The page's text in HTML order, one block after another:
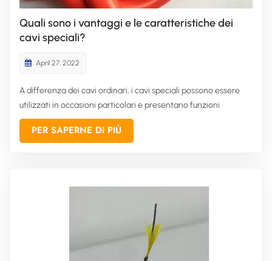
Quali sono i vantaggi e le caratteristiche dei
cavi speciali?
April 27, 2022
A differenza dei cavi ordinari, i cavi speciali possono essere
utilizzati in occasioni particolari e presentano funzioni
specifiche, come la resistenza alle alte temperature, agli acidi
e alle basi forti, la resistenza alle termiti, ecc. Tra questi, i cavi
PER SAPERNE DI PIÙ